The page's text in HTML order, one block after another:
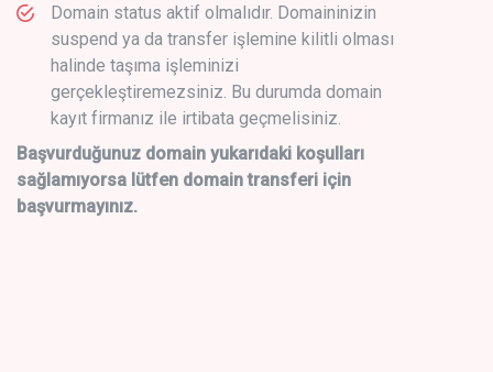
Domain status aktif olmalıdır. Domaininizin
suspend ya da transfer işlemine kilitli olması
halinde taşıma işleminizi
gerçekleştiremezsiniz. Bu durumda domain
kayıt firmanız ile irtibata geçmelisiniz.
Başvurduğunuz domain yukarıdaki koşulları
sağlamıyorsa lütfen domain transferi için
başvurmayınız.